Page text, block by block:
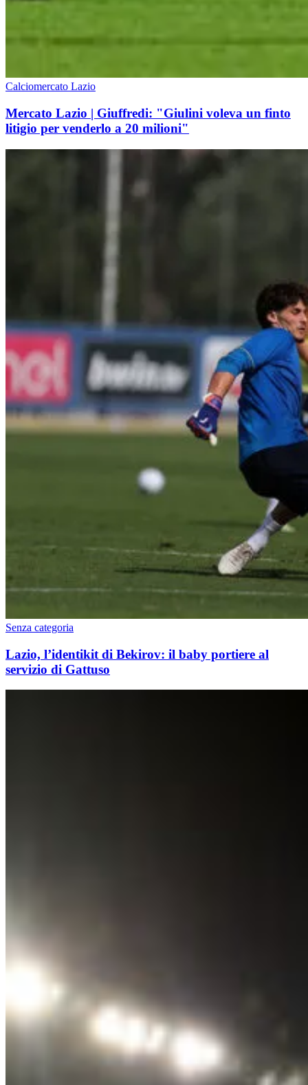
Calciomercato Lazio
Mercato Lazio | Giuffredi: "Giulini voleva un finto
litigio per venderlo a 20 milioni"
Senza categoria
Lazio, l’identikit di Bekirov: il baby portiere al
servizio di Gattuso